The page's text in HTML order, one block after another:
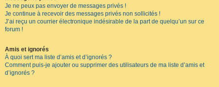
Je ne peux pas envoyer de messages privés !
Je continue à recevoir des messages privés non sollicités !
J’ai reçu un courrier électronique indésirable de la part de quelqu’un sur ce
forum !
Amis et ignorés
À quoi sert ma liste d’amis et d’ignorés ?
Comment puis-je ajouter ou supprimer des utilisateurs de ma liste d’amis et
d’ignorés ?